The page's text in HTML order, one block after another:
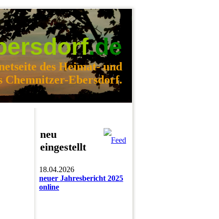
.de
des Heimat- und
Chemnitzer-Ebersdorf.
neu
eingestellt
18.04.2026
neuer Jahresbericht 2025
online